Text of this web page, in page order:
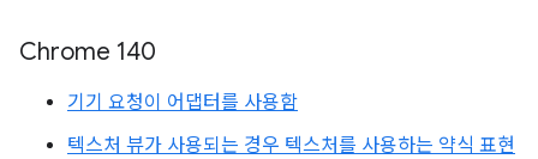
Chrome 140
기기 요청이 어댑터를 사용함
텍스처 뷰가 사용되는 경우 텍스처를 사용하는 약식 표현